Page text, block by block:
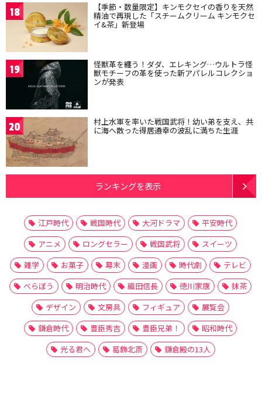
18 【季節・数量限定】キンモクセイの香りを天然
精油で再現した「スチームクリーム キンモクセ
イ&茶」新登場
19 怪獣革を纏う！ダダ、エレキング…ウルトラ怪
獣モチーフの革を使った新アパレルコレクショ
ンが発表
20 村上水軍を率いた戦国武将！幼い弟を支え、共
に海へ散った得居通幸の波乱に満ちた生涯
ランキングを表示
江戸時代 戦国時代 大河ドラマ
平安時代
アニメ
ロングセラー 戦国武将
スイーツ
雑学
お菓子 幕末 漫画 時代劇
テレビ
べらぼう
明治時代 織田信長 徳川家康
抹茶
デザイン
文房具 フィギュア
展覧会
鎌倉時代
豊臣秀吉 豊臣兄弟！
昭和時代
光る君へ
葛飾北斎 鎌倉殿の13人